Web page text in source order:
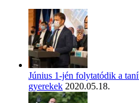
Június 1-jén folytatódik a
gyerekek 2020.05.18.